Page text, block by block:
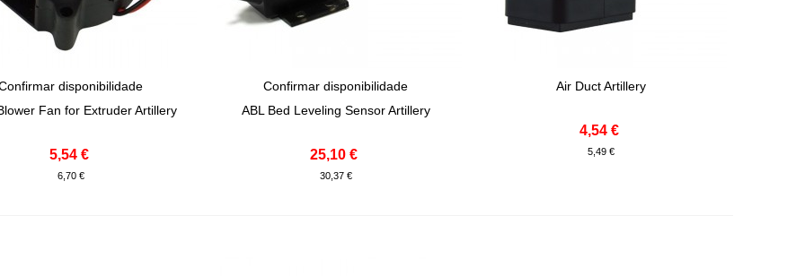
More
disponibilidade
Fan for Extruder Artillery
5,54 €
6,70 €
View More
Confirmar disponibilidade
ABL Bed Leveling Sensor Artillery
25,10 €
30,37 €
Adicionar Ao Carrinho
Air Duct Artillery
4,54 €
5,49 €